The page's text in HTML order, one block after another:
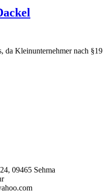
da Kleinunternehmer nach §19
09465 Sehma